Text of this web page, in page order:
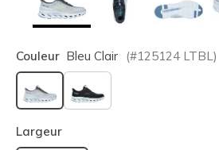
Couleur Bleu Clair (#125124 LTBL )
sélectionné
Largeur